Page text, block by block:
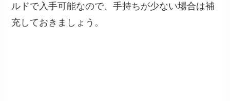
ルドで入手可能なので、手持ちが少ない場合は補
充しておきましょう。